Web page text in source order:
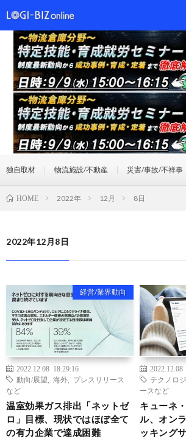
独自取材 物流施設/不動産 災害/事故/不祥事
HOME 2022年 12月 8日
2022年12月8日
経営/業界動向
2022.12.08 18:29:16
動向/展望
海外
プレスリリース
など
温室効果ガス排出「ネットゼ
ロ」目標、現状ではほぼ全て
の有力企業で達成困難
2022.12.08
テクノロ
ースなど
キューネ
ル、オン
ッキング